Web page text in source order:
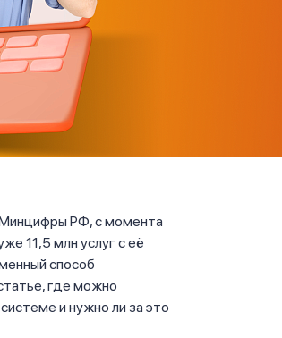
РФ, с момента
11,5 млн услуг с её
способ
где можно
и нужно ли за это